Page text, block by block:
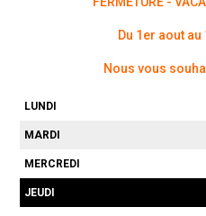
Du 1er aout
Nous vous
LUNDI
MARDI
MERCREDI
JEUDI